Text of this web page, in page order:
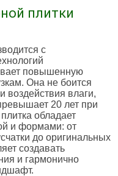
плитки
с
повышенную
Она не боится
воздействия влаги,
20 лет при
обладает
и формами: от
до оригинальных
создавать
и гармонично